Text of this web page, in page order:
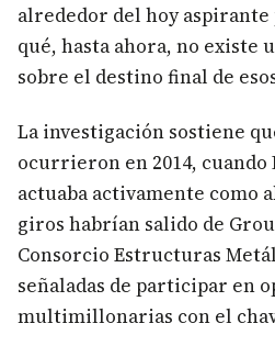
alrededor del hoy aspirante
qué, hasta ahora, no existe
sobre el destino final de
La investigación sostiene
ocurrieron en 2014, cuando
actuaba activamente como
giros habrían salido de
Consorcio Estructuras
señaladas de participar en
multimillonarias con el